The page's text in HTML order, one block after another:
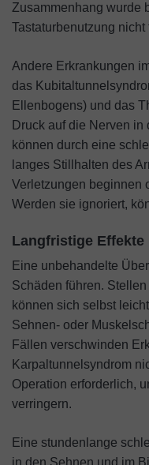
Zusammenhang wurde
Tastaturbenutzung
Andere Erkrankungen
das
Ellenbogens) und das
Druck auf die Nerven
können durch eine
langes Stillhalten des
Verletzungen beginnen
Werden sie ignoriert,
Langfristige Effekte
Eine unbehandelte
Schäden führen.
können sich selbst
Sehnen- oder
Fällen verschwinden
Karpaltunnelsyndrom
Operation erforderlich,
verringern.
Eine stundenlange